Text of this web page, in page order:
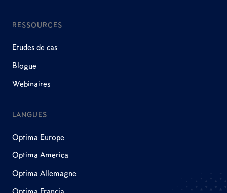
RESSOURCES
Etudes de cas
Blogue
Webinaires
LANGUES
Optima Europe
Optima America
Optima Allemagne